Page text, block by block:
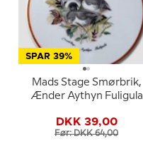
SPAR 39%
Mads Stage Smørbrik,
Ænder Aythyn Fuligula
DKK 39,00
Før: DKK 64,00